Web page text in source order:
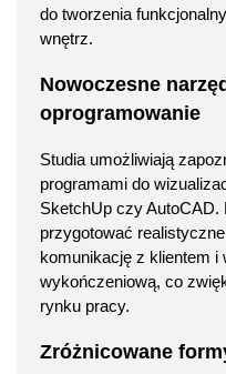
do tworzenia
wnętrz.
Nowoczesne
oprogramowanie
Studia umożliwiają
programami do
SketchUp czy AutoCAD.
przygotować
komunikację z klientem i
wykończeniową, co
rynku pracy.
Zróżnicowane